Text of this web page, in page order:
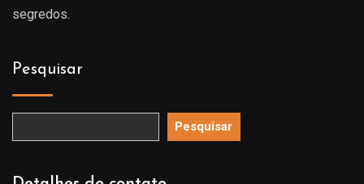
segredos.
Pesquisar
Pesquisar